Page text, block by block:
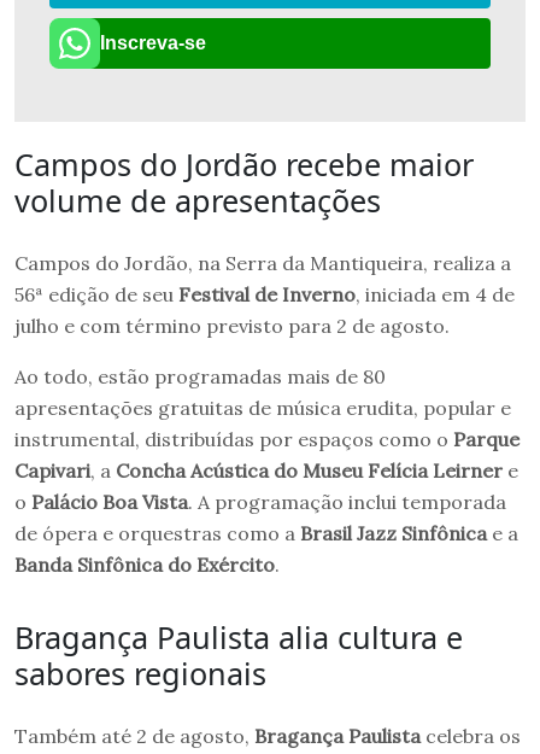
Inscreva-se
Campos do Jordão recebe maior
volume de apresentações
Campos do Jordão, na Serra da Mantiqueira, realiza a
56ª edição de seu Festival de Inverno, iniciada em 4 de
julho e com término previsto para 2 de agosto.
Ao todo, estão programadas mais de 80
apresentações gratuitas de música erudita, popular e
instrumental, distribuídas por espaços como o Parque
Capivari, a Concha Acústica do Museu Felícia Leirner e
o Palácio Boa Vista. A programação inclui temporada
de ópera e orquestras como a Brasil Jazz Sinfônicae a
Banda Sinfônica do Exército.
Bragança Paulista alia cultura e
sabores regionais
Também até 2 de agosto, Bragança Paulistacelebra os